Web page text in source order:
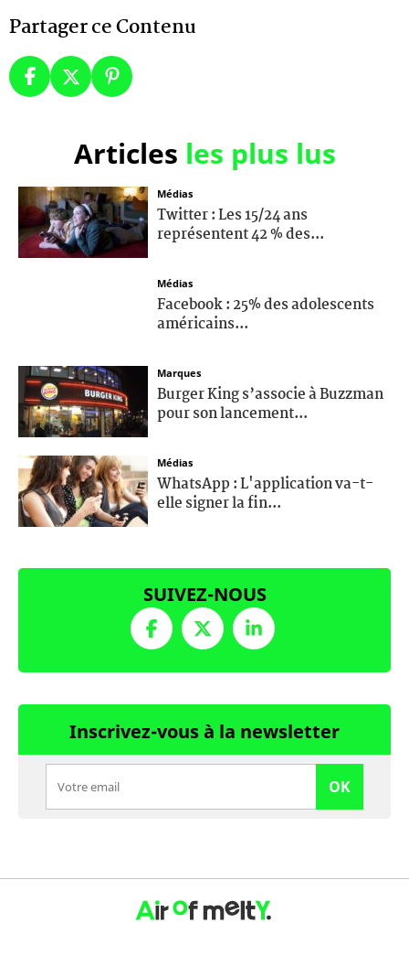
Partager ce Contenu
Articles les plus lus
Médias
Twitter : Les 15/24 ans
représentent 42 % des...
Médias
Facebook : 25% des adolescents
américains...
Marques
Burger King s’associe à Buzzman
pour son lancement...
Médias
WhatsApp : L'application va-t-
elle signer la fin...
SUIVEZ-NOUS
Inscrivez-vous à la newsletter
OK